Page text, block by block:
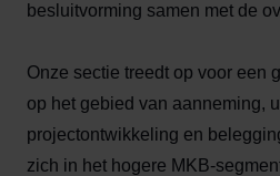
besluitvorming samen met de
Onze sectie treedt op voor een
op het gebied van aanneming,
projectontwikkeling en
zich in het hogere MKB-